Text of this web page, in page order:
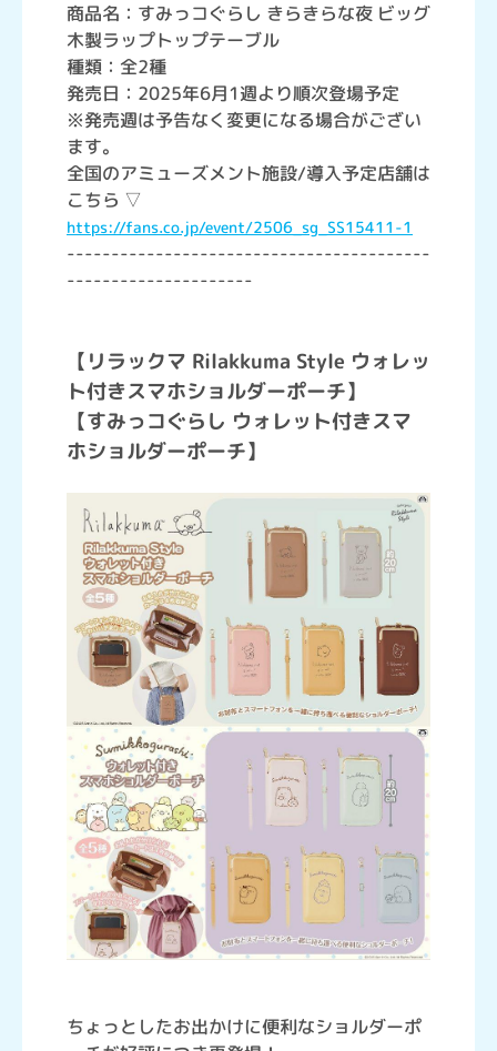
商品名：すみっコぐらし きらきらな夜 ビッグ
木製ラップトップテーブル
種類：全2種
発売日：2025年6月1週より順次登場予定
※発売週は予告なく変更になる場合がござい
ます。
全国のアミューズメント施設/導入予定店舗は
こちら ▽
https://fans.co.jp/event/2506_sg_SS15411-1
-----------------------------------------
---------------------
【リラックマ Rilakkuma Style ウォレッ
ト付きスマホショルダーポーチ】
【すみっコぐらし ウォレット付きスマ
ホショルダーポーチ】
ちょっとしたお出かけに便利なショルダーポ